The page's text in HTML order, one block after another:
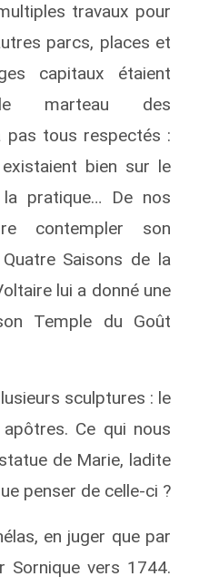
travaux pour
parcs, places et
capitaux étaient
marteau des
pas tous respectés :
bien sur le
pratique… De nos
contempler son
Saisons de la
lui a donné une
Temple du Goût
sculptures : le
Ce qui nous
de Marie, ladite
penser de celle-ci ?
en juger que par
Sornique vers 1744.